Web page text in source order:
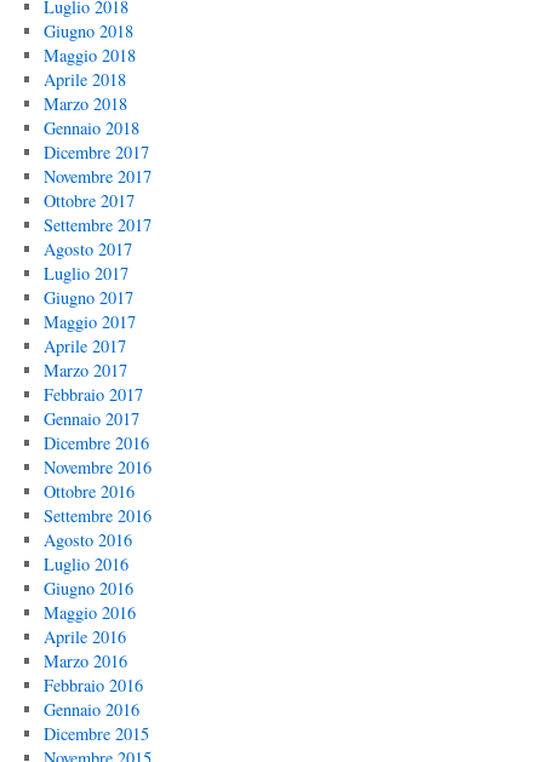
Luglio 2018
Giugno 2018
Maggio 2018
Aprile 2018
Marzo 2018
Gennaio 2018
Dicembre 2017
Novembre 2017
Ottobre 2017
Settembre 2017
Agosto 2017
Luglio 2017
Giugno 2017
Maggio 2017
Aprile 2017
Marzo 2017
Febbraio 2017
Gennaio 2017
Dicembre 2016
Novembre 2016
Ottobre 2016
Settembre 2016
Agosto 2016
Luglio 2016
Giugno 2016
Maggio 2016
Aprile 2016
Marzo 2016
Febbraio 2016
Gennaio 2016
Dicembre 2015